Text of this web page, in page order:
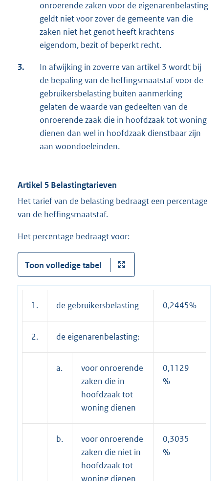
onroerende zaken voor de eigenarenbelasting
geldt niet voor zover de gemeente van die
zaken niet het genot heeft krachtens
eigendom, bezit of beperkt recht.
3.
In afwijking in zoverre van artikel 3 wordt bij
de bepaling van de heffingsmaatstaf voor de
gebruikersbelasting buiten aanmerking
gelaten de waarde van gedeelten van de
onroerende zaak die in hoofdzaak tot woning
dienen dan wel in hoofdzaak dienstbaar zijn
aan woondoeleinden.
Artikel 5 Belastingtarieven
Het tarief van de belasting bedraagt een percentage
van de heffingsmaatstaf.
Het percentage bedraagt voor:
Toon volledige tabel
1. de gebruikersbelasting 0,2445%
2. de eigenarenbelasting:
a.
voor onroerende
zaken die in
hoofdzaak tot
woning dienen
0,1129
%
b.
voor onroerende
zaken die niet in
hoofdzaak tot
woning dienen
0,3035
%